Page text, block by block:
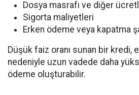
Dosya masrafı ve diğer
Sigorta maliyetleri
Erken ödeme veya kapatma
Düşük faiz oranı sunan bir kredi,
nedeniyle uzun vadede daha
ödeme oluşturabilir.